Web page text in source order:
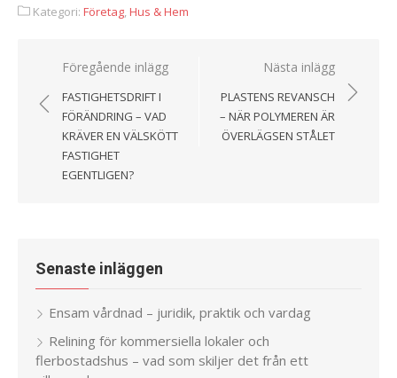
Kategori: Företag,Hus & Hem
Föregående inlägg
FASTIGHETSDRIFT I
FÖRÄNDRING – VAD
KRÄVER EN VÄLSKÖTT
FASTIGHET
EGENTLIGEN?
Nästa inlägg
PLASTENS REVANSCH
– NÄR POLYMEREN ÄR
ÖVERLÄGSEN STÅLET
Senaste inläggen
Ensam vårdnad – juridik, praktik och vardag
Relining för kommersiella lokaler och
flerbostadshus – vad som skiljer det från ett